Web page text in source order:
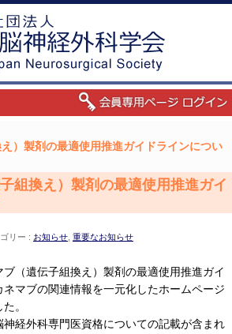
）製剤の最適使用推進ガイドラインについ
組換え）製剤の最適使用推進ガイ
リー : お知らせ 重要なお知らせ
（遺伝子組換え）製剤の最適使用推進ガイ
ネマブの関連情報を一元化したホームページ
。
経外科専門医資格についての記載が含まれ